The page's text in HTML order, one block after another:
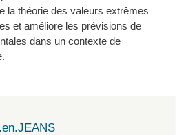
la théorie des valeurs extrêmes
et améliore les prévisions de
dans un contexte de